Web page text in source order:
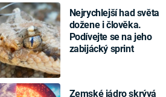
Nejrychlejší had světa
dožene i člověka.
Podívejte se na jeho
zabijácký sprint
Zemské jádro skrývá